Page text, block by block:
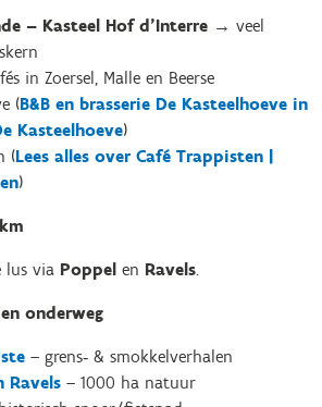
– Kasteel Hof d’Interre → veel
in Zoersel, Malle en Beerse
(B&B en brasserie De Kasteelhoeve in
Kasteelhoeve)
(Lees alles over Café Trappisten |
)
lus via Poppel en Ravels.
onderweg
– grens‑ & smokkelverhalen
Ravels – 1000 ha natuur